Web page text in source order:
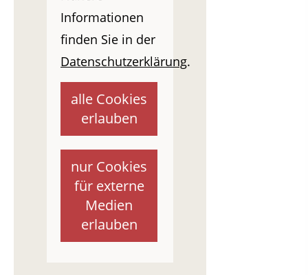
Informationen
finden Sie in der
Datenschutzerklärung.
alle Cookies
erlauben
nur Cookies
für externe
Medien
erlauben